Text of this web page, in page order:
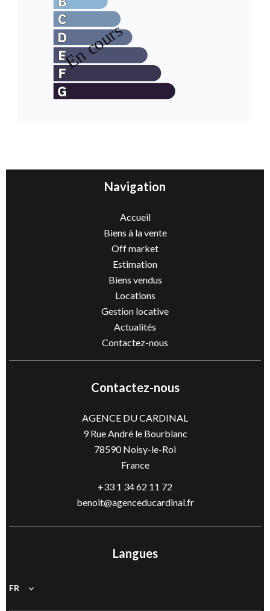
Navigation
Accueil
Biens à la vente
Off market
Estimation
Biens vendus
Locations
Gestion locative
Actualités
Contactez-nous
Contactez-nous
AGENCE DU CARDINAL
9 Rue André le Bourblanc
78590Noisy-le-Roi
France
+33 1 34 62 11 72
benoit@agenceducardinal.fr
Langues
FR